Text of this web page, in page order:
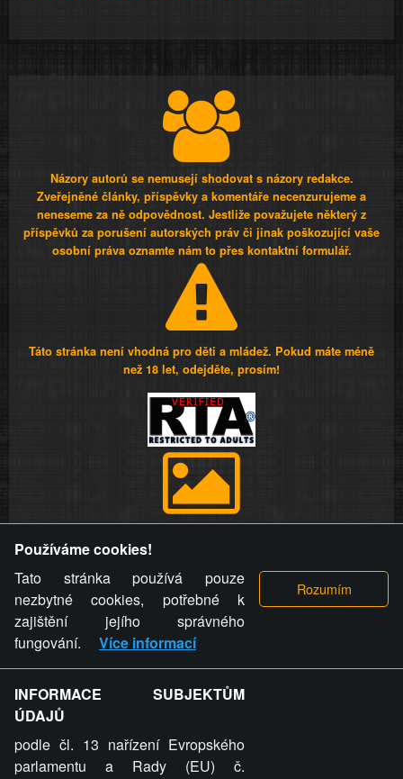
Názory autorů se nemusejí shodovat s názory redakce.
Zveřejněné články, příspěvky a komentáře necenzurujeme a
neneseme za ně odpovědnost. Jestliže považujete některý z
příspěvků za porušení autorských práv či jinak poškozující vaše
osobní práva oznamte nám to přes kontaktní formulář.
Táto stránka není vhodná pro děti a mládež. Pokud máte méně
než 18 let, odejděte, prosím!
videa a komentáře. Osoba, které se toto opatření provozovatele
stránky týče, ani osoba, která umístila fotografii nebo video na
stránku, nemůže z důvodu odstranění fotografie, videa nebo
komentáře pro výše uvedenou okolnost uplatnit vůči
provozovateli stránky žádný nárok na náhradu škody nebo
nemajetkové újmy.
ZVRÁCENÝ.CZ - Svět není zvrácenej. To jen
ty lidi...
Používáme cookies!
Tato stránka používá pouze
nezbytné cookies, potřebné k
zajištění jejího správného
fungování.
Více informací
INFORMACE SUBJEKTŮM
ÚDAJŮ
podle čl. 13 nařízení Evropského
parlamentu a Rady (EU) č.